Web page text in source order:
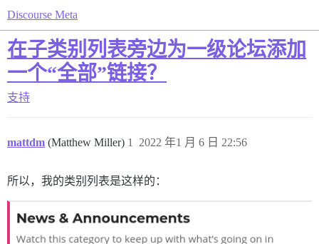
Discourse Meta
在子类别列表旁边为一级论坛添加
一个“全部”链接？
支持
mattdm (Matthew Miller) 2022 年1 月 6 日 22:56
1
所以，我的类别列表是这样的：